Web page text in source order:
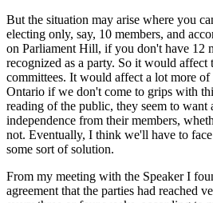
But the situation may arise where you
electing only, say, 10 members, and
on Parliament Hill, if you don't have 12
recognized as a party. So it would affect
committees. It would affect a lot more
Ontario if we don't come to grips with
reading of the public, they seem to want
independence from their members,
not. Eventually, I think we'll have to
some sort of solution.
From my meeting with the Speaker I
agreement that the parties had reached